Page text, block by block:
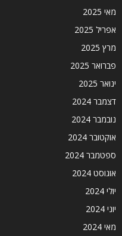
מאי 2025
אפריל 2025
מרץ 2025
פברואר 2025
ינואר 2025
דצמבר 2024
נובמבר 2024
אוקטובר 2024
ספטמבר 2024
אוגוסט 2024
יולי 2024
יוני 2024
מאי 2024